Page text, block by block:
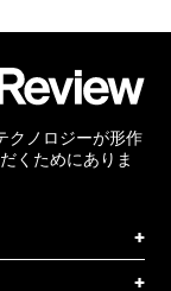
クノロジーが形作
くためにありま
+
+